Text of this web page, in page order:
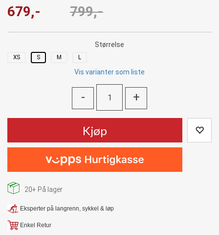
679,- 799,-
Størrelse
XS S M L
Vis varianter som liste
- +
Kjøp
20+ På lager
Eksperter på langrenn, sykkel & løp
Enkel Retur